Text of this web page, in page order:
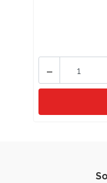
-